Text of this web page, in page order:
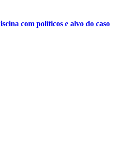
com políticos e alvo do caso